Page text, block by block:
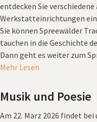
entdecken Sie
Werkstatteinrichtungen
Sie können Spreewälder
tauchen in die Geschichte
Dann geht es weiter zum
Mehr Lesen
Musik und Poesie
Am 22. März 2026 findet